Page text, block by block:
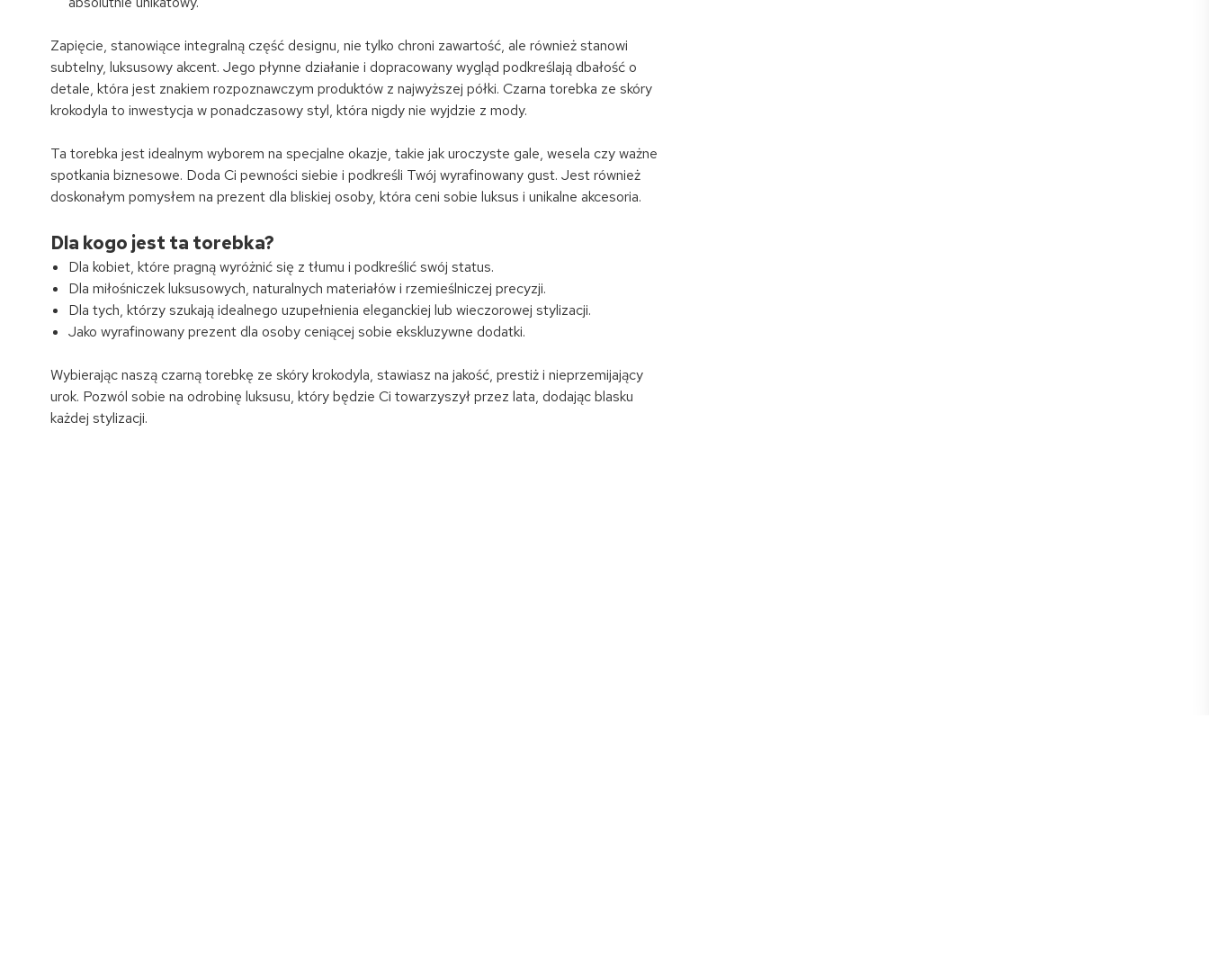
Zapięcie, stanowiące integralną część designu, nie tylko chroni zawartość, ale również stanowi
subtelny, luksusowy akcent. Jego płynne działanie i dopracowany wygląd podkreślają dbałość o
detale, która jest znakiem rozpoznawczym produktów z najwyższej półki. Czarna torebka ze skóry
krokodyla to inwestycja w ponadczasowy styl, która nigdy nie wyjdzie z mody.
Ta torebka jest idealnym wyborem na specjalne okazje, takie jak uroczyste gale, wesela czy ważne
spotkania biznesowe. Doda Ci pewności siebie i podkreśli Twój wyrafinowany gust. Jest również
doskonałym pomysłem na prezent dla bliskiej osoby, która ceni sobie luksus i unikalne akcesoria.
Dla kogo jest ta torebka?
Dla kobiet, które pragną wyróżnić się z tłumu i podkreślić swój status.
Dla miłośniczek luksusowych, naturalnych materiałów i rzemieślniczej precyzji.
Dla tych, którzy szukają idealnego uzupełnienia eleganckiej lub wieczorowej stylizacji.
Jako wyrafinowany prezent dla osoby ceniącej sobie ekskluzywne dodatki.
Wybierając naszą czarną torebkę ze skóry krokodyla, stawiasz na jakość, prestiż i nieprzemijający
urok. Pozwól sobie na odrobinę luksusu, który będzie Ci towarzyszył przez lata, dodając blasku
każdej stylizacji.